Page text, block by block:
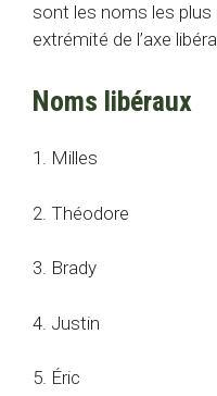
sont les noms les plus
extrémité de l’axe
Noms libéraux
1. Milles
2. Théodore
3. Brady
4. Justin
5. Éric